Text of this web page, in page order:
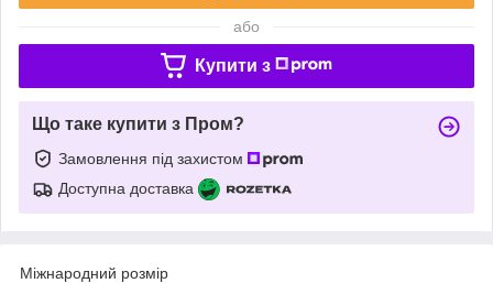
або
Купити з
Що таке купити з Пром?
Замовлення під захистом
Доступна доставка
Міжнародний розмір